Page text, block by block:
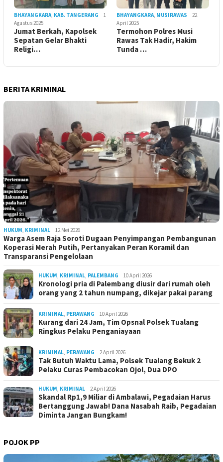
BHAYANGKARA, KAB. TANGERANG
1
Agustus 2025
Jumat Berkah, Kapolsek
Sepatan Gelar Bhakti
Religi…
BHAYANGKARA, MUSIRAWAS
22
April 2025
Termohon Polres Musi
Rawas Tak Hadir, Hakim
Tunda …
BERITA KRIMINAL
HUKUM, KRIMINAL 12 Mei 2026
Warga Asem Raja Soroti Dugaan Penyimpangan Pembangunan
Koperasi Merah Putih, Pertanyakan Peran Koramil dan
Transparansi Pengelolaan
HUKUM, KRIMINAL, PALEMBANG 10 April 2026
Kronologi pria di Palembang diusir dari rumah oleh
orang yang 2 tahun numpang, dikejar pakai parang
KRIMINAL, PERAWANG 10 April 2026
Kurang dari 24 Jam, Tim Opsnal Polsek Tualang
Ringkus Pelaku Penganiayaan
KRIMINAL, PERAWANG 2 April 2026
Tak Butuh Waktu Lama, Polsek Tualang Bekuk 2
Pelaku Curas Pembacokan Ojol, Dua DPO
HUKUM, KRIMINAL 2 April 2026
Skandal Rp1,9 Miliar di Ambalawi, Pegadaian Harus
Bertanggung Jawab! Dana Nasabah Raib, Pegadaian
Diminta Jangan Bungkam!
POJOK PP